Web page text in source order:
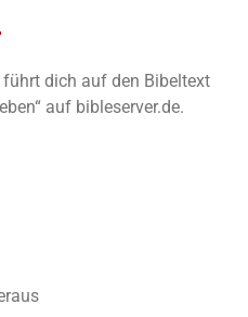
dich auf den Bibeltext
auf bibleserver.de.